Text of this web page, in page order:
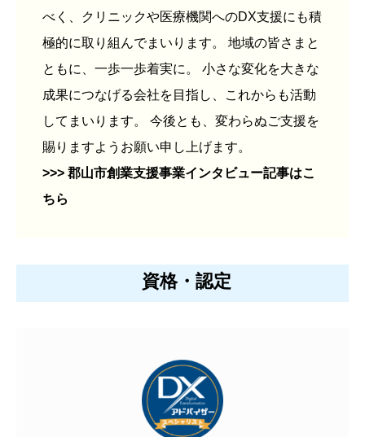
べく、クリニックや医療機関へのDX支援にも積
極的に取り組んでまいります。 地域の皆さまと
ともに、一歩一歩着実に。 小さな変化を大きな
成果につなげる会社を目指し、これからも活動
してまいります。 今後とも、変わらぬご支援を
賜りますようお願い申し上げます。
>>> 郡山市創業支援事業インタビュー記事はこ
ちら
資格・認定